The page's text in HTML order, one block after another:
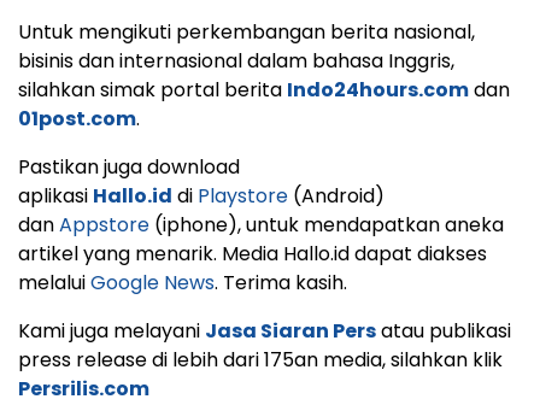
Untuk mengikuti perkembangan berita nasional,
bisinis dan internasional dalam bahasa Inggris,
silahkan simak portal berita Indo24hours.comdan
01post.com.
Pastikan juga download
aplikasi Hallo.id di Playstore (Android)
danAppstore (iphone), untuk mendapatkan aneka
artikel yang menarik. Media Hallo.id dapat diakses
melaluiGoogle News. Terima kasih.
Kami juga melayani Jasa Siaran Persatau publikasi
press release di lebih dari 175an media, silahkan klik
Persrilis.com